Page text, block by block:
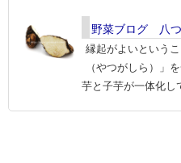
野菜ブログ 八
縁起がよいという
（やつがしら）」
芋と子芋が一体化し